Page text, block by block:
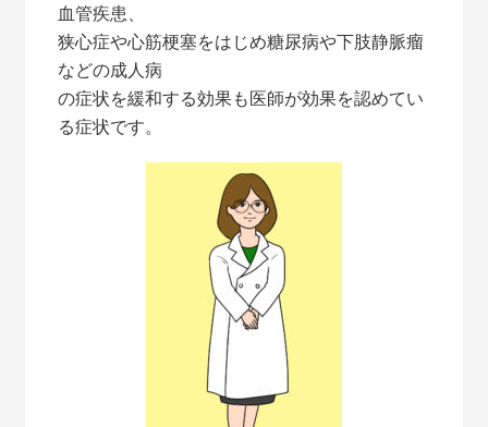
血管疾患、
狭心症や心筋梗塞をはじめ糖尿病や下肢静脈瘤
などの成人病
の症状を緩和する効果も医師が効果を認めてい
る症状です。